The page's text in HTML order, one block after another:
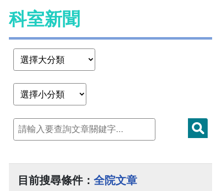
科室新聞
目前搜尋條件： 全院文章